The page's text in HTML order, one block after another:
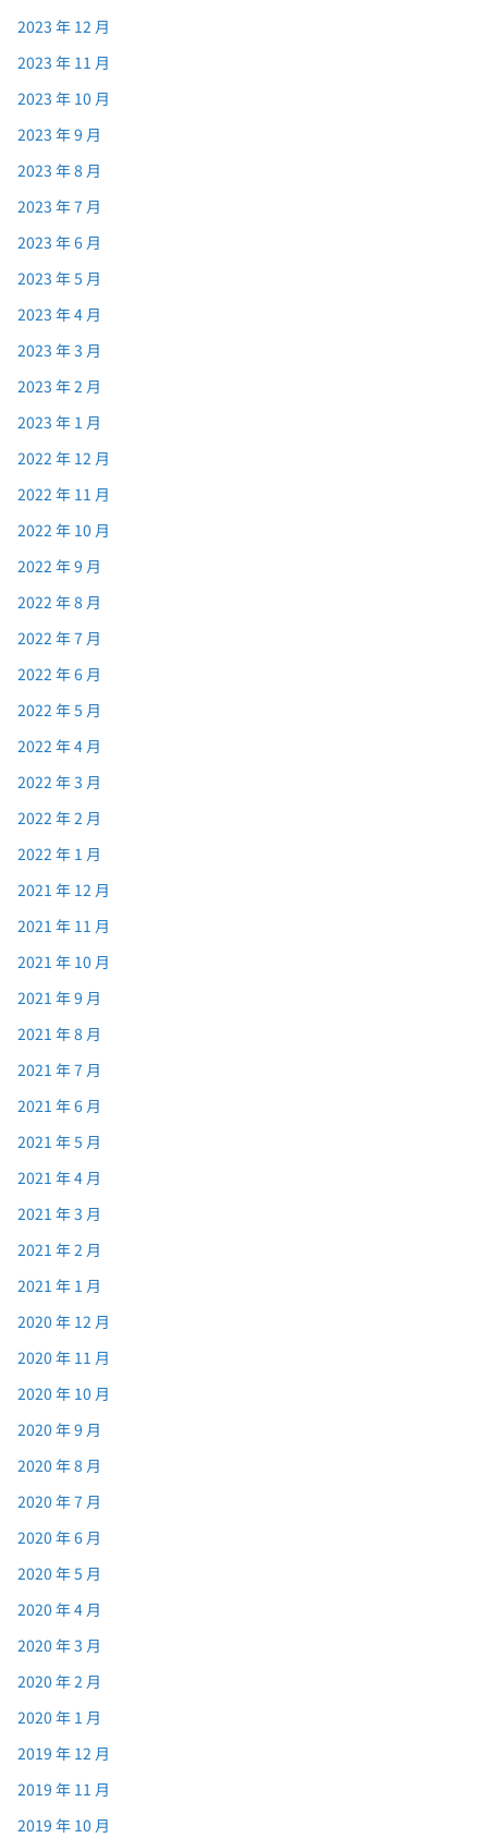
2023 年 12 月
2023 年 11 月
2023 年 10 月
2023 年 9 月
2023 年 8 月
2023 年 7 月
2023 年 6 月
2023 年 5 月
2023 年 4 月
2023 年 3 月
2023 年 2 月
2023 年 1 月
2022 年 12 月
2022 年 11 月
2022 年 10 月
2022 年 9 月
2022 年 8 月
2022 年 7 月
2022 年 6 月
2022 年 5 月
2022 年 4 月
2022 年 3 月
2022 年 2 月
2022 年 1 月
2021 年 12 月
2021 年 11 月
2021 年 10 月
2021 年 9 月
2021 年 8 月
2021 年 7 月
2021 年 6 月
2021 年 5 月
2021 年 4 月
2021 年 3 月
2021 年 2 月
2021 年 1 月
2020 年 12 月
2020 年 11 月
2020 年 10 月
2020 年 9 月
2020 年 8 月
2020 年 7 月
2020 年 6 月
2020 年 5 月
2020 年 4 月
2020 年 3 月
2020 年 2 月
2020 年 1 月
2019 年 12 月
2019 年 11 月
2019 年 10 月